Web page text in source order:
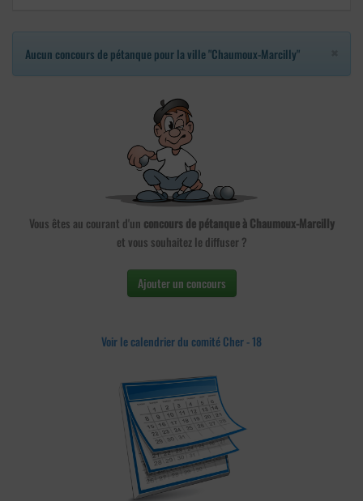
Aucun concours de pétanque pour la ville "Chaumoux-Marcilly"
Vous êtes au courant d'un concours de pétanque à Chaumoux-Marcilly
et vous souhaitez le diffuser ?
Ajouter un concours
Voir le calendrier du comité Cher - 18